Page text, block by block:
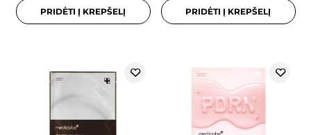
PRIDĖTI Į KREPŠELĮ PRIDĖTI Į KREPŠELĮ